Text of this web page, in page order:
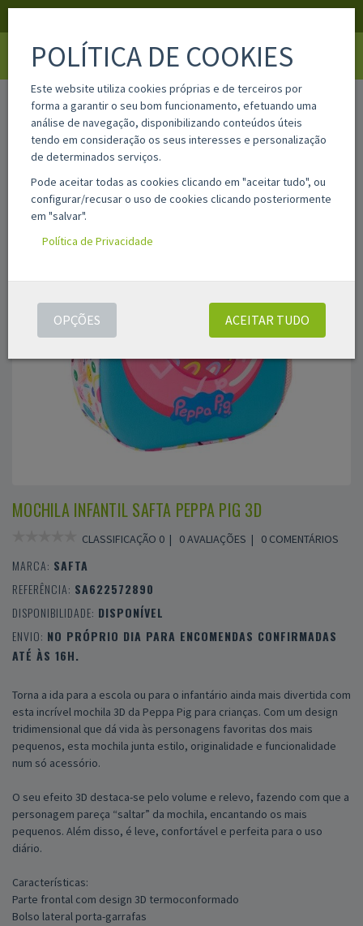
home sa622572890
MOCHILA INFANTIL SAFTA PEPPA PIG 3D
CLASSIFICAÇÃO 0 | 0 AVALIAÇÕES | 0 COMENTÁRIOS
MARCA: SAFTA
REFERÊNCIA: SA622572890
DISPONIBILIDADE: DISPONÍVEL
ENVIO: NO PRÓPRIO DIA PARA ENCOMENDAS CONFIRMADAS
ATÉ ÀS 16H.
Torna a ida para a escola ou para o infantário ainda mais divertida com
esta incrível mochila 3D da Peppa Pig para crianças. Com um design
tridimensional que dá vida às personagens favoritas dos mais
pequenos, esta mochila junta estilo, originalidade e funcionalidade
num só acessório.
O seu efeito 3D destaca-se pelo volume e relevo, fazendo com que a
personagem pareça “saltar” da mochila, encantando os mais
pequenos. Além disso, é leve, confortável e perfeita para o uso
diário.
Características:
Parte frontal com design 3D termoconformado
Bolso lateral porta-garrafas
POLÍTICA DE COOKIES
Este website utiliza cookies próprias e de terceiros por
forma a garantir o seu bom funcionamento, efetuando uma
análise de navegação, disponibilizando conteúdos úteis
tendo em consideração os seus interesses e personalização
de determinados serviços.
Pode aceitar todas as cookies clicando em "aceitar tudo", ou
configurar/recusar o uso de cookies clicando posteriormente
em "salvar".
Política de Privacidade
ACEITAR TUDO
OPÇÕES